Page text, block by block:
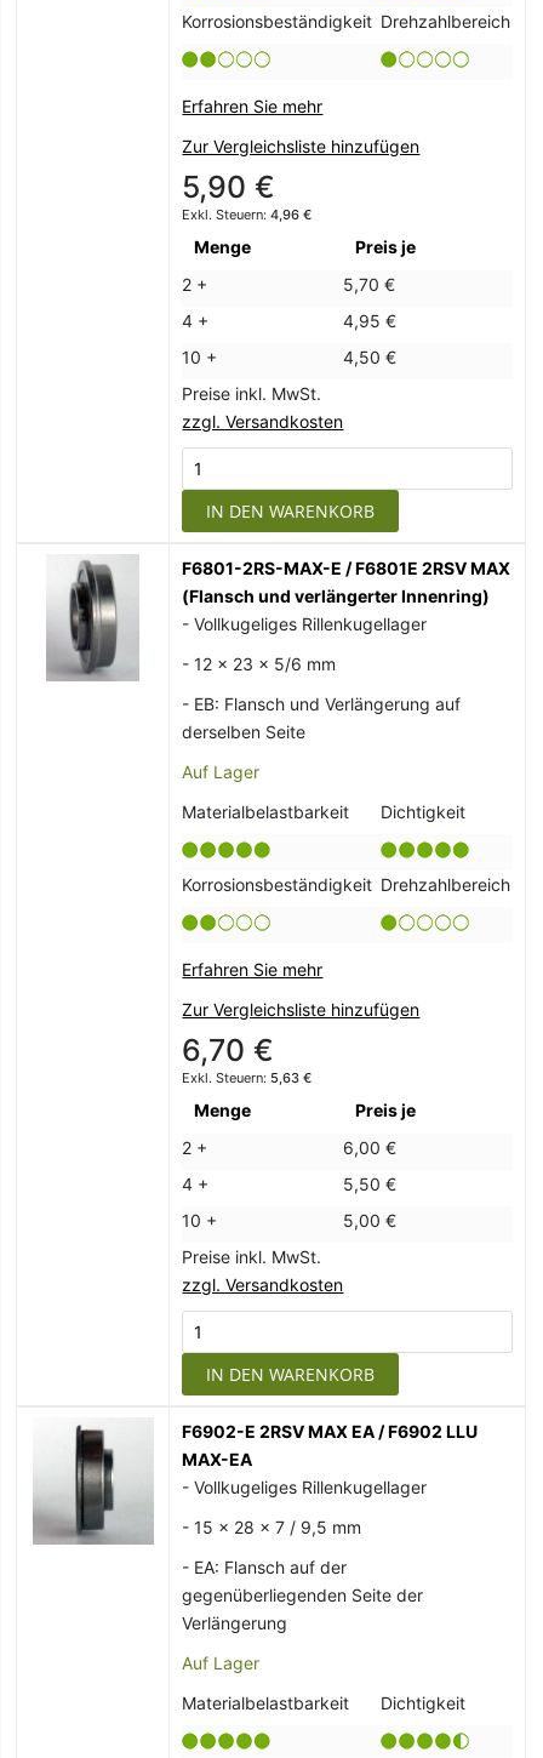
Korrosionsbeständigkeit Drehzahlbereich
Erfahren Sie mehr
Zur Vergleichsliste hinzufügen
5,90 €
4,96 €
Menge
Preis je
2 +
5,70 €
4 +
4,95 €
10 +
4,50 €
Preise inkl. MwSt.
zzgl. Versandkosten
IN DEN WARENKORB
F6801-2RS-MAX-E / F6801E 2RSV MAX
(Flansch und verlängerter Innenring)
- Vollkugeliges Rillenkugellager
- 12 x 23 x 5/6 mm
- EB: Flansch und Verlängerung auf
derselben Seite
Auf Lager
Materialbelastbarkeit
Dichtigkeit
Korrosionsbeständigkeit Drehzahlbereich
Erfahren Sie mehr
Zur Vergleichsliste hinzufügen
6,70 €
5,63 €
Menge
Preis je
2 +
6,00 €
4 +
5,50 €
10 +
5,00 €
Preise inkl. MwSt.
zzgl. Versandkosten
IN DEN WARENKORB
F6902-E 2RSV MAX EA / F6902 LLU
MAX-EA
- Vollkugeliges Rillenkugellager
- 15 x 28 x 7 / 9,5 mm
- EA: Flansch auf der
gegenüberliegenden Seite der
Verlängerung
Auf Lager
Materialbelastbarkeit
Dichtigkeit